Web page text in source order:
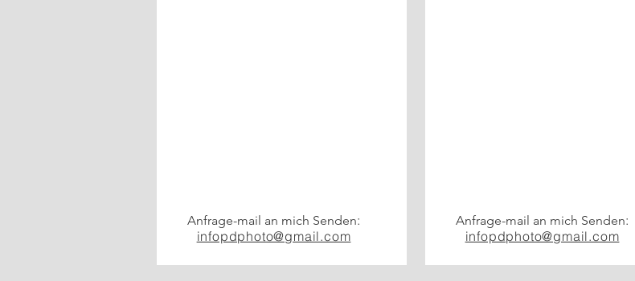
Anfrage-mail an mich Senden:
infopdphoto@gmail.com
Anfrage-mail an mich Senden:
infopdphoto@gmail.com